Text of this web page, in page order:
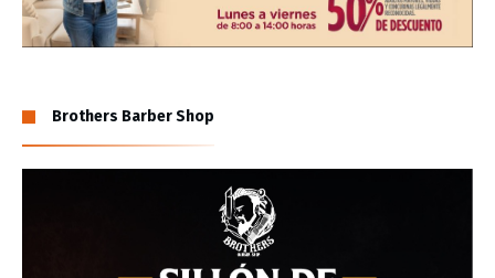
Brothers Barber Shop